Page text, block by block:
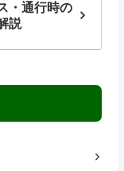
・通行時の
説